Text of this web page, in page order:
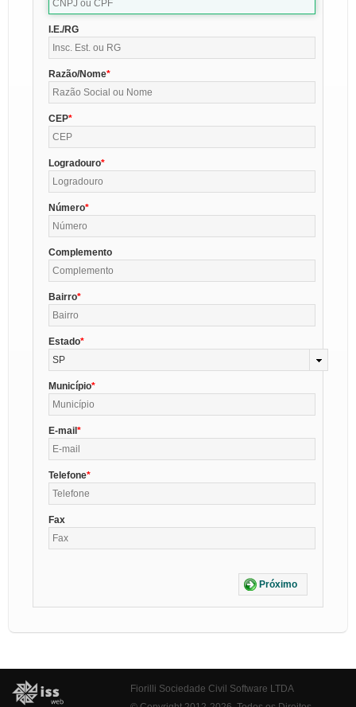
I.E./RG
Razão/Nome
CEP
Logradouro
Número
Complemento
Bairro
Estado
SP
Município
E-mail
Telefone
Fax
Próximo
Fiorilli Sociedade Civil Software LTDA